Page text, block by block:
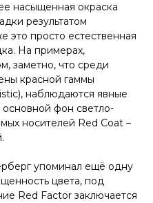
насыщенная окраска
результатом
это просто естественная
На примерах,
заметно, что среди
красной гаммы
наблюдаются явные
фон светло-
носителей Red Coat –
упоминал ещё одну
цвета, под
Red Factor заключается